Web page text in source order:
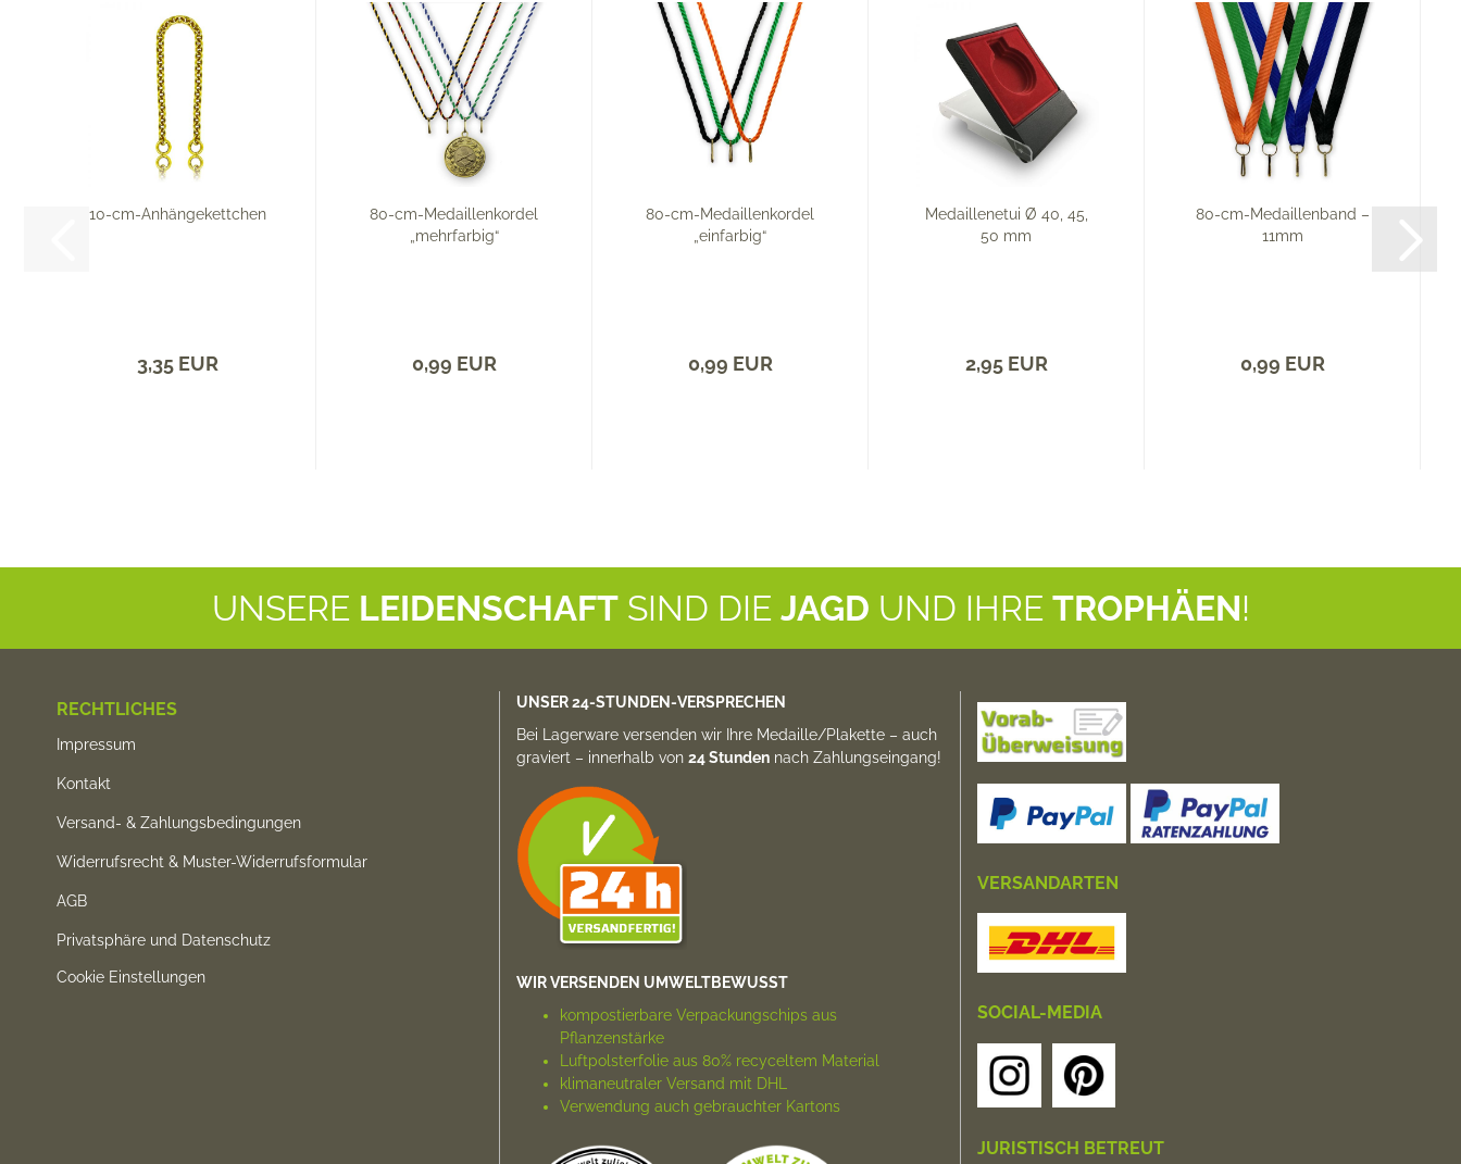
10-cm-Anhängekettchen
3,35 EUR
80-cm-Medaillenkordel
„mehrfarbig“
0,99 EUR
80-cm-Medaillenkordel
„einfarbig“
0,99 EUR
Medaillenetui Ø 40, 45,
50 mm
2,95 EUR
80-cm-Medaillenband –
11mm
0,99 EUR
UNSERE LEIDENSCHAFTSIND DIE JAGD UND IHRE TROPHÄEN!
RECHTLICHES
Impressum
Kontakt
Versand- & Zahlungsbedingungen
Widerrufsrecht & Muster-Widerrufsformular
AGB
Privatsphäre und Datenschutz
Cookie Einstellungen
UNSER 24-STUNDEN-VERSPRECHEN
Bei Lagerware versenden wir Ihre Medaille/Plakette –auch
graviert – innerhalb von24 Stunden nach Zahlungs­eingang!
WIR VERSENDEN UMWELTBEWUSST
kompostierbare Verpackungs­chips aus
Pflanzenstärke
Luftpolsterfolie aus 80% recyceltem Material
klimaneutraler Versand mit DHL
Verwendung auch gebrauchter Kartons
VERSANDARTEN
SOCIAL-MEDIA
JURISTISCH BETREUT